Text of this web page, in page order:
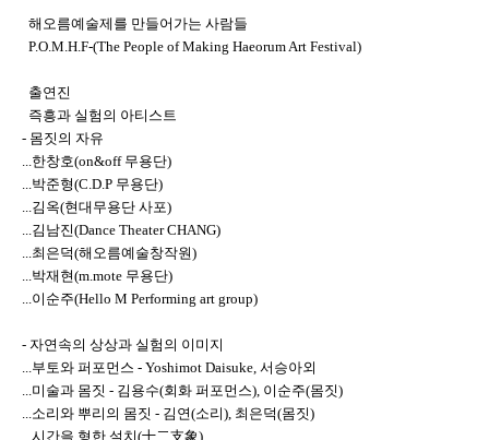
해오름예술제를 만들어가는 사람들
P.O.M.H.F-(The People of Making Haeorum Art Festival)
출연진
즉흥과 실험의 아티스트
- 몸짓의 자유
...한창호(on&off 무용단)
...박준형(C.D.P 무용단)
...김옥(현대무용단 사포)
...김남진(Dance Theater CHANG)
...최은덕(해오름예술창작원)
...박재현(m.mote 무용단)
...이순주(Hello M Performing art group)
- 자연속의 상상과 실험의 이미지
...부토와 퍼포먼스 - Yoshimot Daisuke, 서승아외
...미술과 몸짓 - 김용수(회화 퍼포먼스), 이순주(몸짓)
...소리와 뿌리의 몸짓 - 김연(소리), 최은덕(몸짓)
...시간을 형한 설치(十二支象)